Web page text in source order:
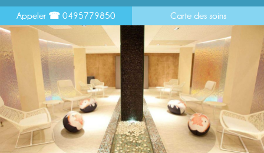
Appeler ☎ 0495779850 Carte des soins